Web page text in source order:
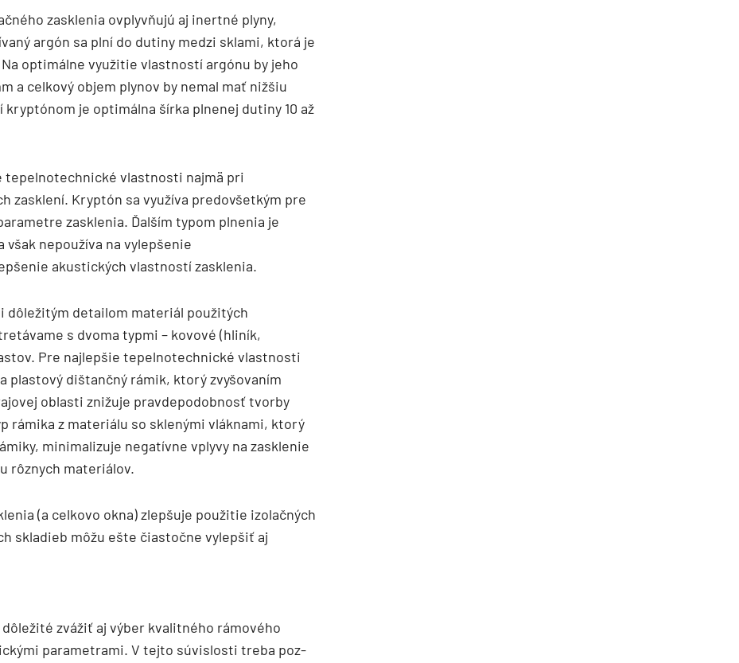
zasklenia ovplyvňujú aj inertné plyny,
argón sa plní do dutiny medzi sklami, ktorá je
optimálne využitie vlastností argónu by jeho
a celkový objem plynov by nemal mať nižšiu
je optimálna šírka plnenej dutiny 10 až
tepelnotechnické vlastnosti najmä pri
zasklení. Kryptón sa využíva predovšetkým pre
zasklenia. Ďalším typom plnenia je
nepoužíva na vylepšenie
akustických vlastností zasklenia.
dôležitým detailom materiál použitých
s dvoma typmi – kovové (hliník,
Pre najlepšie tepelnotechnické vlastnosti
plastový dištančný rámik, ktorý zvyšovaním
oblasti znižuje pravdepodobnosť tvorby
rámika z materiálu so sklenými vláknami, ktorý
minimalizuje negatívne vplyvy na zasklenie
rôznych materiálov.
(a celkovo okna) zlepšuje použitie izolačných
skladieb môžu ešte čiastočne vylepšiť aj
zvážiť aj výber kvalitného rámového
parametrami. V tejto súvislosti treba poz­